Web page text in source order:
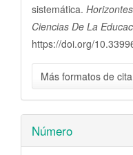
sistemática.
Ciencias De La
https://doi.org/
Más formatos de cita
Número